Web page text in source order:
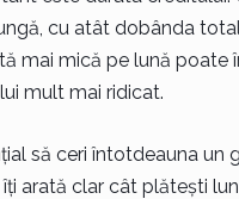
cu atât dobânda
mai mică pe lună poate
mult mai ridicat.
să ceri întotdeauna un
arată clar cât plătești